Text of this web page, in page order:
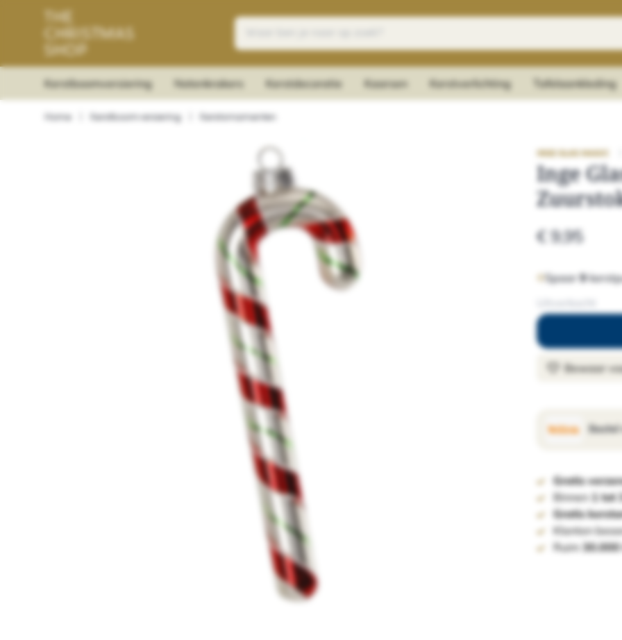
Kerstboomversiering Notenkrakers Kerstdecoratie Kaarsen Kerstverlichting Tafelaankleding
Inge
€ 9,95
Spaar9
Bewaar
Gratis
Binnen 1 tot
Gratis
Klanten
Ruim 30.000